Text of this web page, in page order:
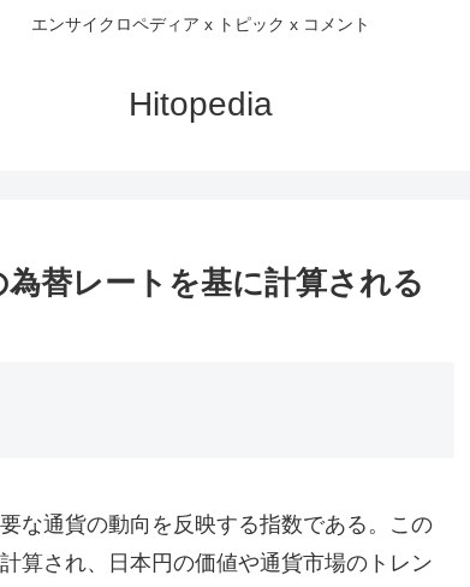
エンサイクロペディア x トピック x コメント
Hitopedia
替レートを基に計算される
な通貨の動向を反映する指数である。この
算され、日本円の価値や通貨市場のトレン